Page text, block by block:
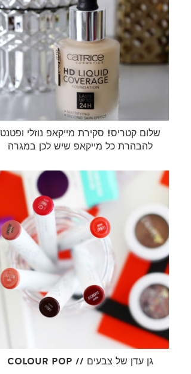
שלום קטריס! סקירת מייקאפ נוזלי ופטנט
להבהרת כל מייקאפ שיש לכן במגרה
COLOUR POP // גן עדן של צבעים